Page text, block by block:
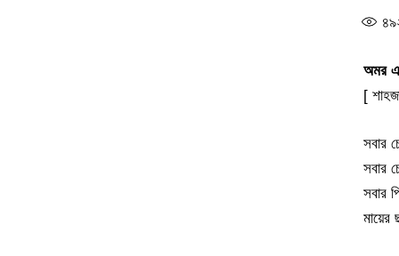
অমর
[
সবার
সবার
সবার